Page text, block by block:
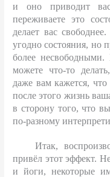
и оно приводит
переживаете это
делает вас
угодно состояния, но
более
можете что-то
даже вам кажется,
после этого жизнь
в сторону того, что
по-разному
Итак,
привёл этот эффект.
и йоги, некоторые